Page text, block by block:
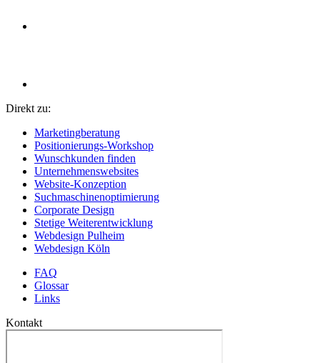
Direkt zu:
Marketingberatung
Positionierungs-Workshop
Wunschkunden finden
Unternehmenswebsites
Website-Konzeption
Suchmaschinenoptimierung
Corporate Design
Stetige Weiterentwicklung
Webdesign Pulheim
Webdesign Köln
FAQ
Glossar
Links
Kontakt